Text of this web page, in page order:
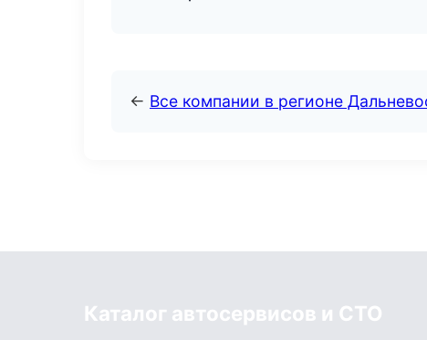
← Все компании в регионе
Каталог автосервисов и СТО